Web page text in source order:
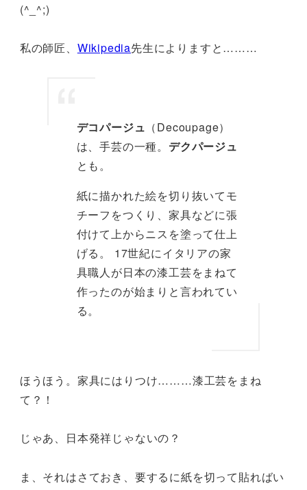
(^_^;)
私の師匠、 Wikipedia先生によりますと………
デコパージュ （Decoupage）
は、手芸の一種。 デクパージュ
とも。
紙に描かれた絵を切り抜いてモ
チーフをつくり、家具などに張
付けて上からニスを塗って仕上
げる。 17世紀にイタリアの家
具職人が日本の漆工芸をまねて
作ったのが始まりと言われてい
る。
ほうほう。家具にはりつけ………漆工芸をまね
て？！
じゃあ、日本発祥じゃないの？
ま、それはさておき、要するに紙を切って貼ればい